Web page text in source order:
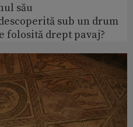
său
sub un drum
folosită drept pavaj?